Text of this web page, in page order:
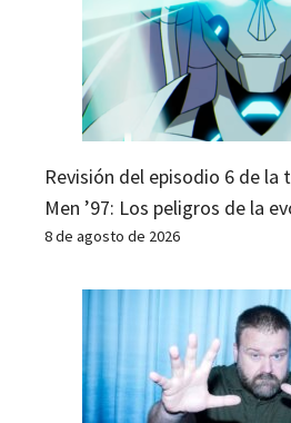
Revisión del episodio 6 de la
Men ’97: Los peligros de la
8 de agosto de 2026